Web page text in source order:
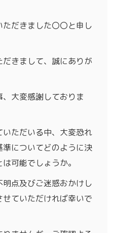
だきました〇〇と申し
きまして、誠にありが
大変感謝しておりま
ただいる中、大変恐れ
についてどのように決
可能でしょうか。
点及びご迷惑おかけし
ていただければ幸いで